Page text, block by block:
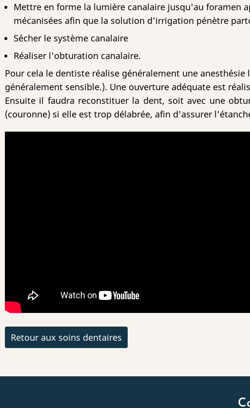
Mettre en forme la lumière canalaire jusqu'au foramen
mécanisées afin que la solution d'irrigation pénètre
Sécher le système canalaire
Réaliser l'obturation canalaire.
Pour cela le dentiste réalise généralement une
généralement sensible.). Une ouverture adéquate est
Ensuite il faudra reconstituer la dent, soit avec une
(couronne) si elle est trop délabrée, afin d'assurer
Retour aux soins dentaires